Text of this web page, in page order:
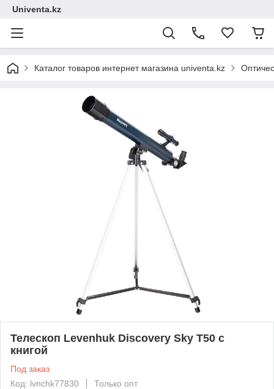
Univenta.kz
Каталог товаров интернет магазина univenta.kz
Телескоп Levenhuk Discovery Sky T50 с
книгой
Под заказ
Код: lvnchk77830
Только опт